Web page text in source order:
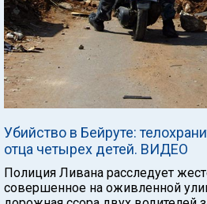
Убийство в Бейруте:
отца четырех детей. ВИДЕО
Полиция Ливана расследует
совершенное на оживленной